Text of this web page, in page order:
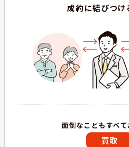
成約に結びつけ
面倒なこともすべて
買取